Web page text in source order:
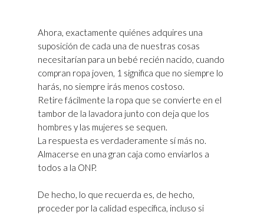
Ahora, exactamente quiénes adquires una
suposición de cada una de nuestras cosas
necesitarían para un bebé recién nacido, cuando
compran ropa joven, 1 significa que no siempre lo
harás, no siempre irás menos costoso.
Retire fácilmente la ropa que se convierte en el
tambor de la lavadora junto con deja que los
hombres y las mujeres se sequen.
La respuesta es verdaderamente sí más no.
Almacerse en una gran caja como enviarlos a
todos a la ONP.
De hecho, lo que recuerda es, de hecho,
proceder por la calidad específica, incluso si